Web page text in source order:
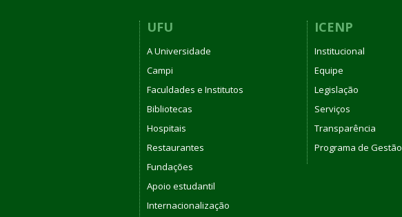
UFU
A Universidade
Campi
Faculdades e Institutos
Bibliotecas
Hospitais
Restaurantes
Fundações
Apoio estudantil
Internacionalização
ICENP
Institucional
Equipe
Legislação
Serviços
Transparência
Programa de Gestão